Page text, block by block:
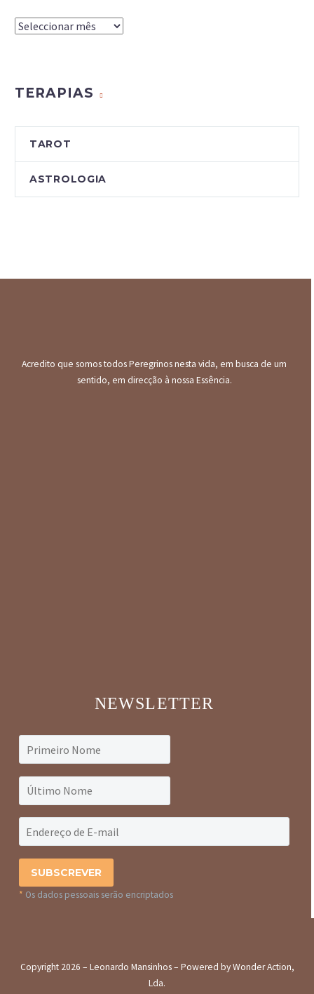
Arquivo
TERAPIAS
TAROT
ASTROLOGIA
Acredito que somos todos Peregrinos nesta vida, em busca de um
sentido, em direcção à nossa Essência.
NEWSLETTER
* Os dados pessoais serão encriptados
Copyright 2026 – Leonardo Mansinhos – Powered by Wonder Action,
Lda.